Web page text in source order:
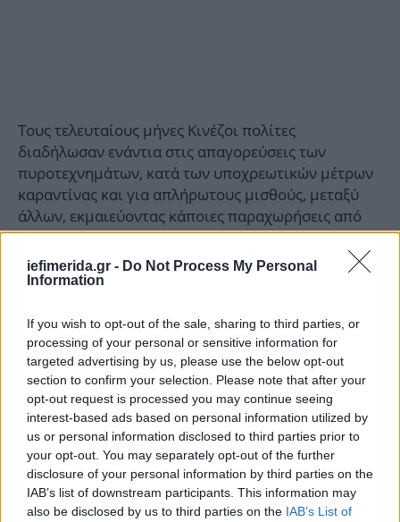
iefimerida.gr - Do Not Process My Personal
Information
If you wish to opt-out of the sale, sharing to third parties, or
processing of your personal or sensitive information for
targeted advertising by us, please use the below opt-out
section to confirm your selection. Please note that after your
opt-out request is processed you may continue seeing
interest-based ads based on personal information utilized by
us or personal information disclosed to third parties prior to
your opt-out. You may separately opt-out of the further
disclosure of your personal information by third parties on the
IAB’s list of downstream participants. This information may
also be disclosed by us to third parties on the IAB’s List of
Τους τελευταίους μήνες Κινέζοι πολίτες
διαδήλωσαν ενάντια στις απαγορεύσεις των
πυροτεχνημάτων, κατά των υποχρεωτικών μέτρων
καραντίνας και για απλήρωτους μισθούς, μεταξύ
άλλων, εκμαιεύοντας κάποιες παραχωρήσεις από
την κυβέρνηση.